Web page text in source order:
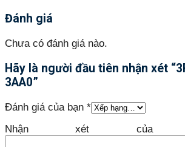
Đánh giá
Chưa có đánh giá nào.
Hãy là người đầu tiên nhận xét
3AA0”
Đánh giá của bạn *
Nhận xét